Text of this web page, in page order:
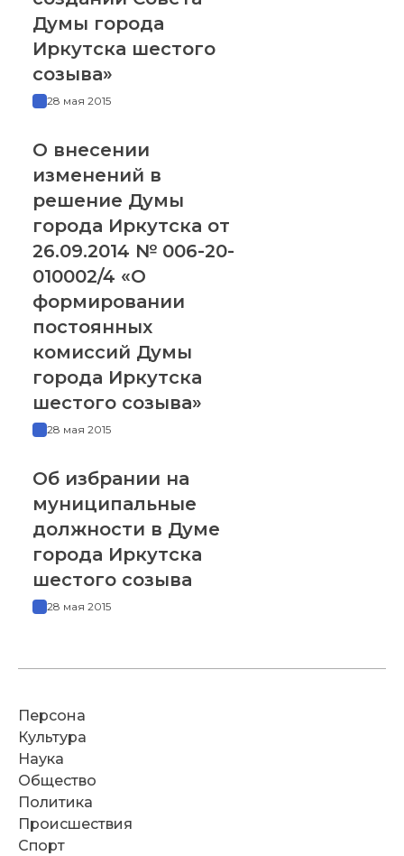
Думы города
Иркутска шестого
созыва»
28 мая 2015
О внесении
изменений в
решение Думы
города Иркутска от
26.09.2014 № 006-20-
010002/4 «О
формировании
постоянных
комиссий Думы
города Иркутска
шестого созыва»
28 мая 2015
Об избрании на
муниципальные
должности в Думе
города Иркутска
шестого созыва
28 мая 2015
Персона
Культура
Наука
Общество
Политика
Происшествия
Спорт